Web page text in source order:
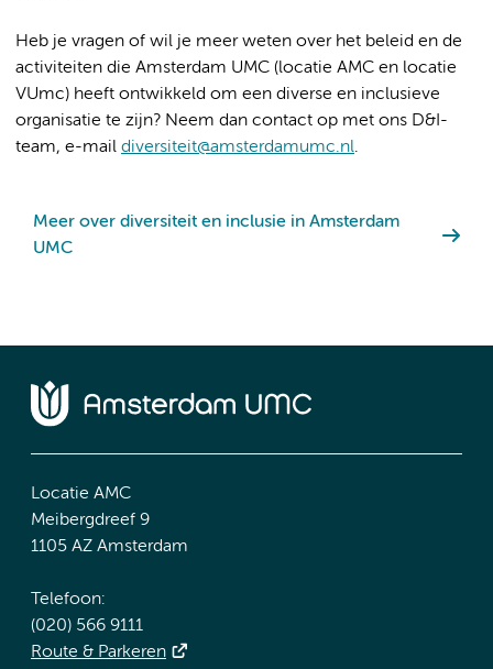
Heb je vragen of wil je meer weten over het beleid en de
activiteiten die Amsterdam UMC (locatie AMC en locatie
VUmc) heeft ontwikkeld om een diverse en inclusieve
organisatie te zijn? Neem dan contact op met ons D&I-
team, e-mail diversiteit@amsterdamumc.nl.
Meer over diversiteit en inclusie in Amsterdam
UMC
Locatie AMC
Meibergdreef 9
1105 AZ Amsterdam
Telefoon:
(020) 566 9111
Route & Parkeren